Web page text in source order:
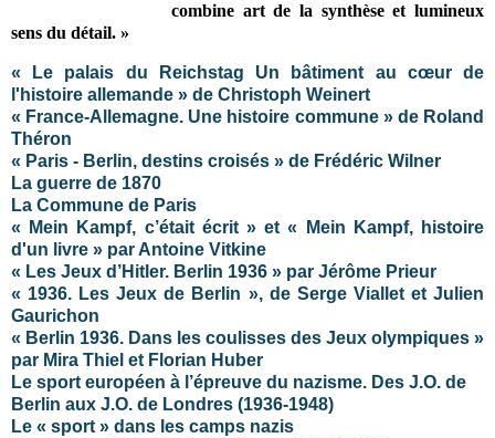
combine art de la synthèse et lumineux
sens du détail. »
« Le palais du Reichstag Un bâtiment au cœur de
l'histoire allemande » de Christoph Weinert
« France-Allemagne. Une histoire commune » de Roland
Théron
« Paris - Berlin, destins croisés » de Frédéric Wilner
La guerre de 1870
La Commune de Paris
« Mein Kampf, c’était écrit » et « Mein Kampf, histoire
d'un livre » par Antoine Vitkine
« Les Jeux d’Hitler. Berlin 1936 » par Jérôme Prieur
« 1936. Les Jeux de Berlin », de Serge Viallet et Julien
Gaurichon
« Berlin 1936. Dans les coulisses des Jeux olympiques »
par Mira Thiel et Florian Huber
Le sport européen à l’épreuve du nazisme. Des J.O. de
Berlin aux J.O. de Londres (1936-1948)
Le « sport » dans les camps nazis